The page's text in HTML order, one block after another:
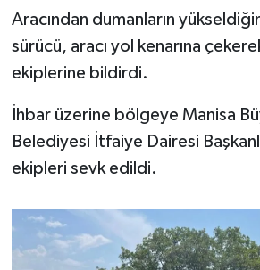
Aracından dumanların
sürücü, aracı yol kenarına
ekiplerine bildirdi.
İhbar üzerine bölgeye Manisa
Belediyesi İtfaiye Dairesi
ekipleri sevk edildi.